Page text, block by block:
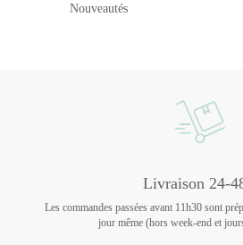
Nouveautés
Livraison 24-
Les commandes passées avant 11h30 sont
jour même (hors week-end et